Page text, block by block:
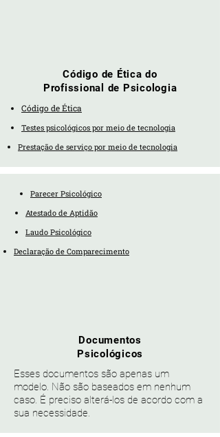
Código de Ética do
Profissional de Psicologia
Código de Ética
Testes psicológicos por meio de tecnologia
Prestação de serviço por meio de tecnologia
Parecer Psicológico
Atestado de Aptidão
Laudo Psicológico
Declaração de Comparecimento
Documentos
Psicológicos
Esses documentos são apenas um
modelo. Não são baseados em nenhum
caso. É preciso alterá-los de acordo com a
sua necessidade.